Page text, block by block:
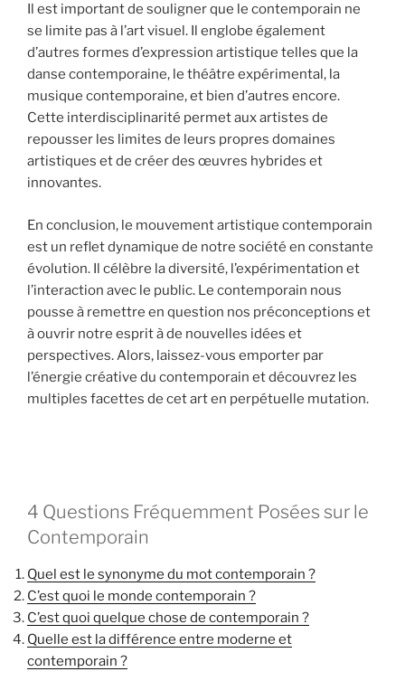
Il est important de souligner que le contemporain ne
se limite pas à l’art visuel. Il englobe également
d’autres formes d’expression artistique telles que la
danse contemporaine, le théâtre expérimental, la
musique contemporaine, et bien d’autres encore.
Cette interdisciplinarité permet aux artistes de
repousser les limites de leurs propres domaines
artistiques et de créer des œuvres hybrides et
innovantes.
En conclusion, le mouvement artistique contemporain
est un reflet dynamique de notre société en constante
évolution. Il célèbre la diversité, l’expérimentation et
l’interaction avec le public. Le contemporain nous
pousse à remettre en question nos préconceptions et
à ouvrir notre esprit à de nouvelles idées et
perspectives. Alors, laissez-vous emporter par
l’énergie créative du contemporain et découvrez les
multiples facettes de cet art en perpétuelle mutation.
4 Questions Fréquemment Posées sur le
Contemporain
Quel est le synonyme du mot contemporain ?
C’est quoi le monde contemporain ?
C’est quoi quelque chose de contemporain ?
Quelle est la différence entre moderne et
contemporain ?